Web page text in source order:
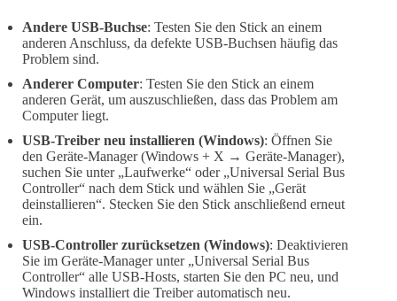
Andere USB-Buchse: Testen Sie den Stick an einem
anderen Anschluss, da defekte USB-Buchsen häufig das
Problem sind.
Anderer Computer: Testen Sie den Stick an einem
anderen Gerät, um auszuschließen, dass das Problem am
Computer liegt.
USB-Treiber neu installieren (Windows): Öffnen Sie
den Geräte-Manager (Windows + X → Geräte-Manager),
suchen Sie unter „Laufwerke“ oder „Universal Serial Bus
Controller“ nach dem Stick und wählen Sie „Gerät
deinstallieren“. Stecken Sie den Stick anschließend erneut
ein.
USB-Controller zurücksetzen (Windows): Deaktivieren
Sie im Geräte-Manager unter „Universal Serial Bus
Controller“ alle USB-Hosts, starten Sie den PC neu, und
Windows installiert die Treiber automatisch neu.